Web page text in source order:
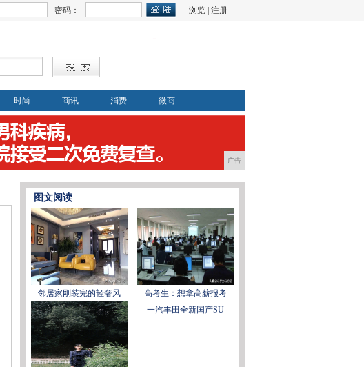
密码： 浏览 注册
时尚 商讯 消费 微商
广告
图文阅读
邻居家刚装完的轻奢风 高考生：想拿高薪报考
一汽丰田全新国产SU